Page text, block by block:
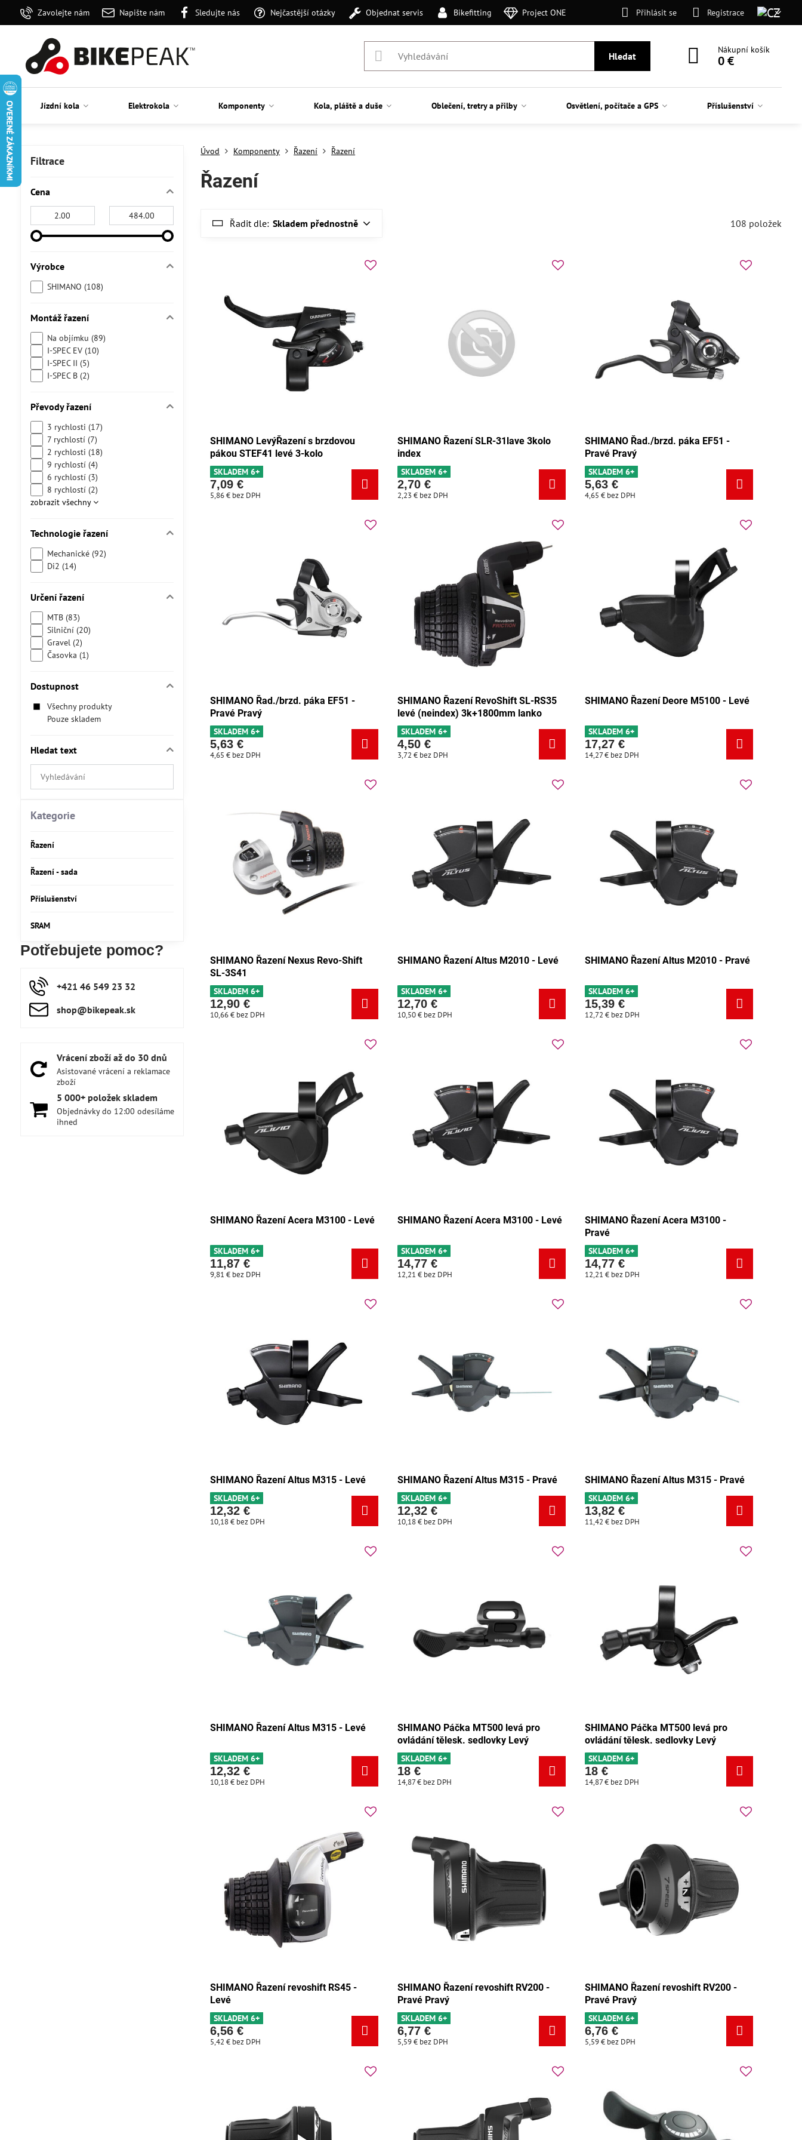
Zavolejte nám Napište nám Sledujte nás Nejčastější otázky Objednat servis Bikefitting Project ONE Přihlásit se Registrace
Hledat
Nákupní košík
0 €
Jízdní kola Elektrokola Komponenty Kola, pláště a duše Oblečení, tretry a přilby Osvětlení, počítače a GPS Příslušenství
Úvod Komponenty Řazení Řazení
Řazení
Řadit dle: Skladem přednostně 108 položek
SHIMANO LevýŘazení s brzdovou
pákou STEF41 levé 3-kolo
SKLADEM 6+
7,09 €
5,86 € bez DPH
SHIMANO Řazení SLR-31lave 3kolo
index
SKLADEM 6+
2,70 €
2,23 € bez DPH
SHIMANO Řad./brzd. páka EF51 -
Pravé Pravý
SKLADEM 6+
5,63 €
4,65 € bez DPH
SHIMANO Řad./brzd. páka EF51 -
Pravé Pravý
SKLADEM 6+
5,63 €
4,65 € bez DPH
SHIMANO Řazení RevoShift SL-RS35
levé (neindex) 3k+1800mm lanko
SKLADEM 6+
4,50 €
3,72 € bez DPH
SHIMANO Řazení Deore M5100 - Levé
SKLADEM 6+
17,27 €
14,27 € bez DPH
SHIMANO Řazení Nexus Revo-Shift
SL-3S41
SKLADEM 6+
12,90 €
10,66 € bez DPH
SHIMANO Řazení Altus M2010 - Levé
SKLADEM 6+
12,70 €
10,50 € bez DPH
SHIMANO Řazení Altus M2010 - Pravé
SKLADEM 6+
15,39 €
12,72 € bez DPH
SHIMANO Řazení Acera M3100 - Levé
SKLADEM 6+
11,87 €
9,81 € bez DPH
SHIMANO Řazení Acera M3100 - Levé
SKLADEM 6+
14,77 €
12,21 € bez DPH
SHIMANO Řazení Acera M3100 -
Pravé
SKLADEM 6+
14,77 €
12,21 € bez DPH
SHIMANO Řazení Altus M315 - Levé
SKLADEM 6+
12,32 €
10,18 € bez DPH
SHIMANO Řazení Altus M315 - Pravé
SKLADEM 6+
12,32 €
10,18 € bez DPH
SHIMANO Řazení Altus M315 - Pravé
SKLADEM 6+
13,82 €
11,42 € bez DPH
SHIMANO Řazení Altus M315 - Levé
SKLADEM 6+
12,32 €
10,18 € bez DPH
SHIMANO Páčka MT500 levá pro
ovládání tělesk. sedlovky Levý
SKLADEM 6+
18 €
14,87 € bez DPH
SHIMANO Páčka MT500 levá pro
ovládání tělesk. sedlovky Levý
SKLADEM 6+
18 €
14,87 € bez DPH
SHIMANO Řazení revoshift RS45 -
Levé
SKLADEM 6+
6,56 €
5,42 € bez DPH
SHIMANO Řazení revoshift RV200 -
Pravé Pravý
SKLADEM 6+
6,77 €
5,59 € bez DPH
SHIMANO Řazení revoshift RV200 -
Pravé Pravý
SKLADEM 6+
6,76 €
5,59 € bez DPH
Filtrace
Cena
Výrobce
SHIMANO (108)
Montáž řazení
Na objímku (89)
I-SPEC EV (10)
I-SPEC II (5)
I-SPEC B (2)
Převody řazení
3 rychlosti (17)
7 rychlostí (7)
2 rychlosti (18)
9 rychlostí (4)
6 rychlostí (3)
8 rychlostí (2)
zobrazit všechny
Technologie řazení
Mechanické (92)
Di2 (14)
Určení řazení
MTB (83)
Silniční (20)
Gravel (2)
Časovka (1)
Dostupnost
Všechny produkty
Pouze skladem
Hledat text
Prohledat
výsledky
fulltextem
Potřebujete pomoc?
+421 46 549 23 32
shop​@bikepeak​.sk
Vrácení zboží až do 30 dnů
Asistované vrácení a reklamace
zboží
5 000+ položek skladem
Objednávky do 12:00 odesíláme
ihned
Kategorie
Řazení
Řazení - sada
Příslušenství
SRAM